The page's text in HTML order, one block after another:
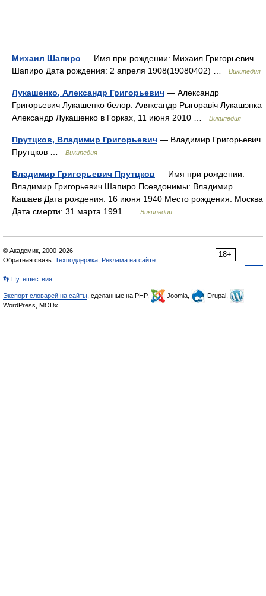
Михаил Шапиро — Имя при рождении: Михаил Григорьевич
Шапиро Дата рождения: 2 апреля 1908(19080402) …
Википедия
Лукашенко, Александр Григорьевич — Александр
Григорьевич Лукашенко белор. Аляксандр Рыгоравіч Лукашэнка
Александр Лукашенко в Горках, 11 июня 2010 …
Википедия
Прутцков, Владимир Григорьевич — Владимир Григорьевич
Прутцков …
Википедия
Владимир Григорьевич Прутцков — Имя при рождении:
Владимир Григорьевич Шапиро Псевдонимы: Владимир
Кашаев Дата рождения: 16 июня 1940 Место рождения: Москва
Дата смерти: 31 марта 1991 …
Википедия
18+
© Академик, 2000-2026
Обратная связь: Техподдержка Реклама на сайте
👣 Путешествия
Экспорт словарей на сайты , сделанные на PHP, Joomla,
Drupal,
WordPress, MODx.